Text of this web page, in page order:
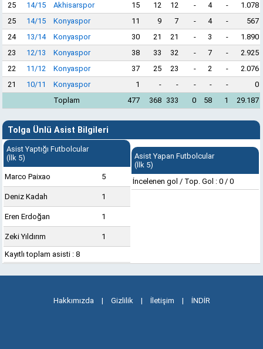
25
14/15 Akhisarspor 15 12 12 - 4 -
1.078
25
14/15 Konyaspor 11 9 7 - 4 -
567
24
13/14 Konyaspor 30 21 21 - 3 -
1.890
23
12/13 Konyaspor 38 33 32 - 7 -
2.925
22
11/12 Konyaspor 37 25 23 - 2 -
2.076
21
10/11 Konyaspor 1 - - - - -
0
Toplam
477 368 333 0 58 1 29.187
Tolga Ünlü Asist Bilgileri
Asist Yaptığı Futbolcular
(İlk 5)
Marco Paixao 5
Deniz Kadah 1
Eren Erdoğan 1
Zeki Yıldırım
1
Kayıtlı toplam asisti : 8
Asist Yapan Futbolcular
(İlk 5)
İncelenen gol / Top. Gol : 0 / 0
Hakkımızda | Gizlilik | İletişim | İNDİR